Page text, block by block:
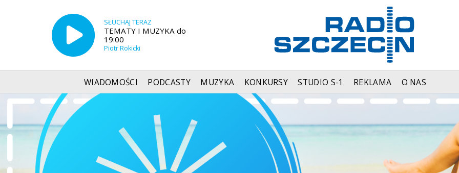
SŁUCHAJ TERAZ
TEMATY I MUZYKA do
19:00
Piotr Rokicki
WIADOMOŚCI PODCASTY MUZYKA KONKURSY STUDIO S-1 REKLAMA O NAS